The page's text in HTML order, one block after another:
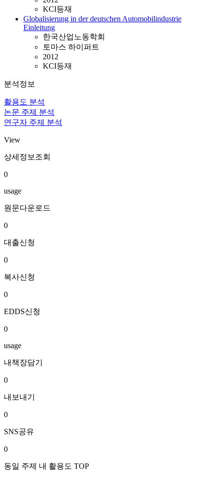
KCI등재
Globalisierung in der deutschen Automobilindustrie
Einleitung
한국산업노동학회
토마스 하이퍼트
2012
KCI등재
분석정보
활용도 분석
논문 주제 분석
연구자 주제 분석
View
상세정보조회
0
usage
원문다운로드
0
대출신청
0
복사신청
0
EDDS신청
0
usage
내책장담기
0
내보내기
0
SNS공유
0
동일 주제 내 활용도 TOP